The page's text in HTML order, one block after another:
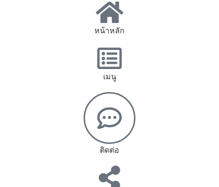
หน้าหลัก
เมนู
ติดต่อ